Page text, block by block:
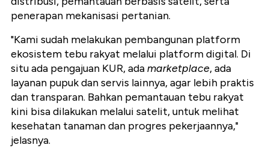
penerapan mekanisasi pertanian.
"Kami sudah melakukan pembangunan platform
ekosistem tebu rakyat melalui platform digital. Di
situ ada pengajuan KUR, adamarketplace, ada
layanan pupuk dan servis lainnya, agar lebih praktis
dan transparan. Bahkan pemantauan tebu rakyat
kini bisa dilakukan melalui satelit, untuk melihat
kesehatan tanaman dan progres pekerjaannya,"
jelasnya.